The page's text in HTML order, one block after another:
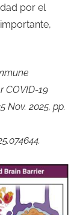
por el
COVID-19
Nov. 2025, pp.